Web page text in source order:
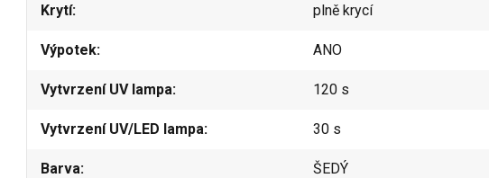
Krytí plně krycí
Výpotek ANO
Vytvrzení UV lampa 120 s
Vytvrzení UV/LED lampa 30 s
Barva ŠEDÝ